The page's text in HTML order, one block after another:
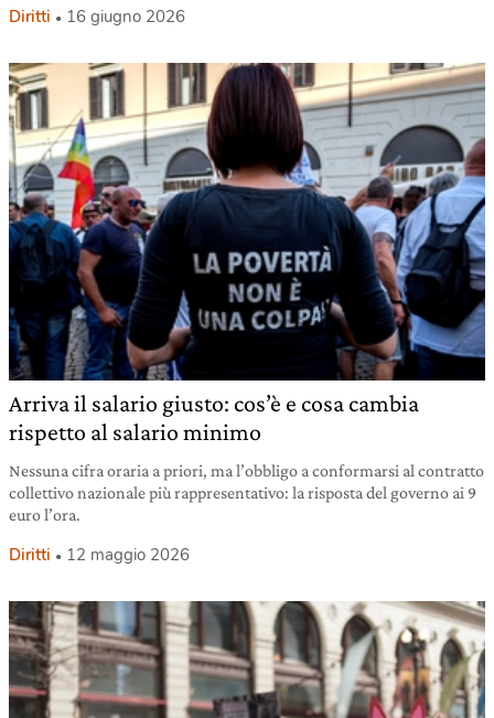
Diritti 16 giugno 2026
Arriva il salario giusto: cos’è e cosa cambia
rispetto al salario minimo
Nessuna cifra oraria a priori, ma l’obbligo a conformarsi al contratto
collettivo nazionale più rappresentativo: la risposta del governo ai 9
euro l’ora.
Diritti 12 maggio 2026